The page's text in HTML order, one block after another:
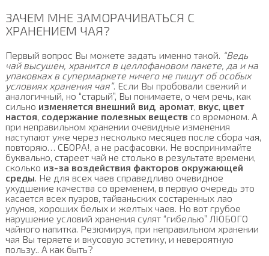
ЗАЧЕМ МНЕ ЗАМОРАЧИВАТЬСЯ С
ХРАНЕНИЕМ ЧАЯ?
Первый вопрос Вы можете задать именно такой. “Ведь
чай высушен, хранится в целлофановом пакете, да и на
упаковках в супермаркете ничего не пишут об особых
условиях хранения чая”. Если Вы пробовали свежий и
аналогичный, но “старый”, Вы понимаете, о чем речь, как
сильно изменяется внешний вид, аромат, вкус, цвет
настоя, содержание полезных веществ со временем. А
при неправильном хранении очевидные изменения
наступают уже через несколько месяцев после сбора чая,
повторяю… СБОРА!, а не расфасовки. Не воспринимайте
буквально, стареет чай не столько в результате времени,
сколько из-за воздействия факторов окружающей
среды. Не для всех чаев справедливо очевидное
ухудшение качества со временем, в первую очередь это
касается всех пуэров, тайваньских состаренных лао
улунов, хороших белых и желтых чаев. Но вот грубое
нарушение условий хранения сулят “гибелью” ЛЮБОГО
чайного напитка. Резюмируя, при неправильном хранении
чая Вы теряете и вкусовую эстетику, и невероятную
пользу.. А как быть?